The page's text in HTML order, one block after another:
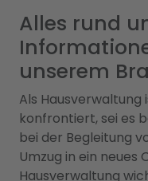
Alles rund
unserem
Als
konfrontiert, sei es
bei der Begleitung
Umzug in ein neues
Hausverwaltung